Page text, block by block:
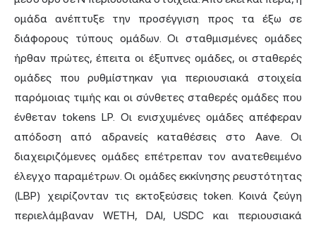
ομάδα ανέπτυξε την προσέγγιση προς τα έξω σε
διάφορους τύπους ομάδων. Οι σταθμισμένες ομάδες
ήρθαν πρώτες, έπειτα οι έξυπνες ομάδες, οι σταθερές
ομάδες που ρυθμίστηκαν για περιουσιακά στοιχεία
παρόμοιας τιμής και οι σύνθετες σταθερές ομάδες που
ένθεταν tokens LP. Οι ενισχυμένες ομάδες απέφεραν
απόδοση από αδρανείς καταθέσεις στο Aave. Οι
διαχειριζόμενες ομάδες επέτρεπαν τον ανατεθειμένο
έλεγχο παραμέτρων. Οι ομάδες εκκίνησης ρευστότητας
(LBP) χειρίζονταν τις εκτοξεύσεις token. Κοινά ζεύγη
περιελάμβαναν WETH, DAI, USDC και περιουσιακά